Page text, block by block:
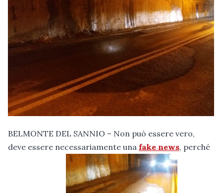
BELMONTE DEL SANNIO – Non può essere vero,
deve essere necessariamente una fake news, perché